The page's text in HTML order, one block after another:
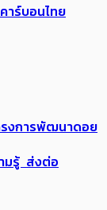
าร์บอนไทย
รงการพัฒนาดอย
มรู้ ส่งต่อ